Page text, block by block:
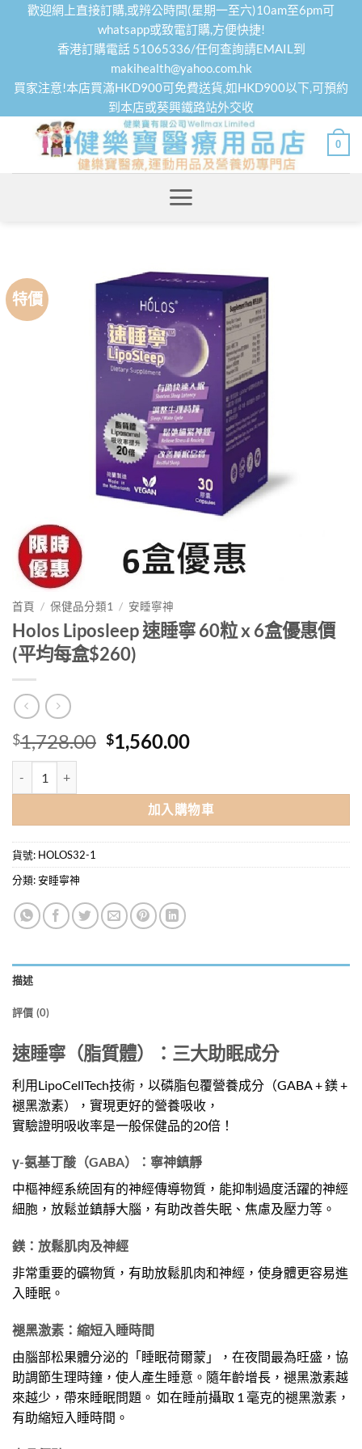
歡迎網上直接訂購,或辨公時間(星期一至六)10am至6pm可
whatsapp或致電訂購,方便快捷!
香港訂購電話 51065336/任何查詢請EMAIL到
makihealth@yahoo.com.hk
買家注意!本店買滿HKD900可免費送貨,如HKD900以下,可預約
到本店或葵興鐵路站外交收
0
特價
首頁 / 保健品分類1 / 安睡寧神
Holos Liposleep 速睡寧 60粒 x 6盒優惠價
(平均每盒$260)
$1,728.00 原
格：
$1,728.00。
$1,560.00目
格：
$1,560.00。
加入購物車
貨號: HOLOS32-1
分類:安睡寧神
描述
評價 (0)
速睡寧（脂質體）：三大助眠成分
利用LipoCellTech技術，以磷脂包覆營養成分（GABA + 鎂 +
褪黑激素），實現更好的營養吸收，
實驗證明吸收率是一般保健品的20倍！
γ-氨基丁酸（GABA）：寧神鎮靜
中樞神經系統固有的神經傳導物質，能抑制過度活躍的神經
細胞，放鬆並鎮靜大腦，有助改善失眠、焦慮及壓力等。
鎂：放鬆肌肉及神經
非常重要的礦物質，有助放鬆肌肉和神經，使身體更容易進
入睡眠。
褪黑激素： 縮短入睡時間
由腦部松果體分泌的「睡眠荷爾蒙」，在夜間最為旺盛，協
助調節生理時鐘，使人產生睡意。 隨年齡增長，褪黑激素越
來越少，帶來睡眠問題。 如在睡前攝取 1 毫克的褪黑激素，
有助縮短入睡時間。